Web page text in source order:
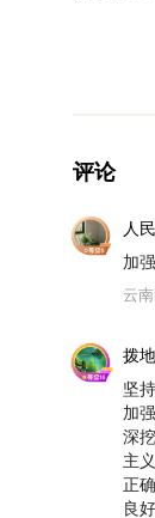
评论
人
加
云
拨
坚
加
深
主
正
良